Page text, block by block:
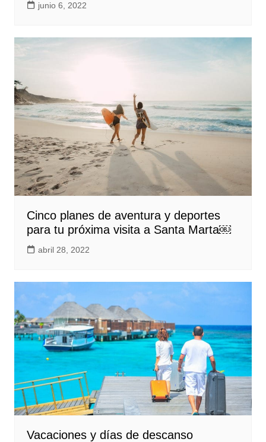
junio 6, 2022
Cinco planes de aventura y deportes
para tu próxima visita a Santa Marta￼
abril 28, 2022
Vacaciones y días de descanso